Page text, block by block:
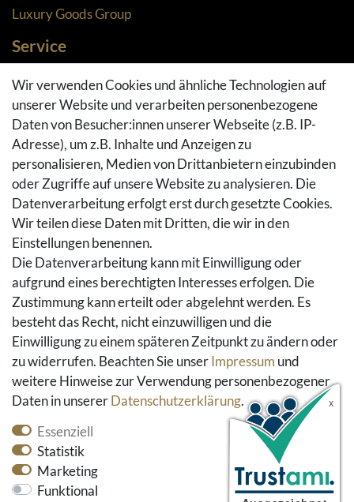
Luxury Goods Group
Service
Zahlungsarten
Versandarten & -kosten
Widerrufsrecht
Rückgaberecht
Vertrag widerrufen
Warenkorb
Hilfe
Social Media
Facebook
Instagram
Pinterest
Youtube
Houzz
Wir verwenden Cookies und ähnliche Technologien auf
unserer Website und verarbeiten personenbezogene
Daten von Besucher:innen unserer Webseite (z.B. IP-
Adresse), um z.B. Inhalte und Anzeigen zu
personalisieren, Medien von Drittanbietern einzubinden
oder Zugriffe auf unsere Website zu analysieren. Die
Datenverarbeitung erfolgt erst durch gesetzte Cookies.
Wir teilen diese Daten mit Dritten, die wir in den
Einstellungen benennen.
Die Datenverarbeitung kann mit Einwilligung oder
aufgrund eines berechtigten Interesses erfolgen. Die
Zustimmung kann erteilt oder abgelehnt werden. Es
besteht das Recht, nicht einzuwilligen und die
Einwilligung zu einem späteren Zeitpunkt zu ändern oder
zu widerrufen. Beachten Sie unserImpressum und
weitere Hinweise zur Verwendung personenbezogener
Daten in unsererDaten­schutz­erklärung.
Essenziell
Statistik
Marketing
Funktional